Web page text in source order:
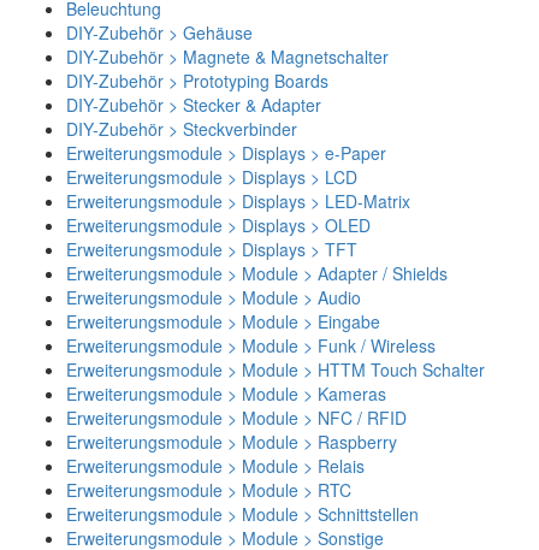
Beleuchtung
DIY-Zubehör > Gehäuse
DIY-Zubehör > Magnete & Magnetschalter
DIY-Zubehör > Prototyping Boards
DIY-Zubehör > Stecker & Adapter
DIY-Zubehör > Steckverbinder
Erweiterungsmodule > Displays > e-Paper
Erweiterungsmodule > Displays > LCD
Erweiterungsmodule > Displays > LED-Matrix
Erweiterungsmodule > Displays > OLED
Erweiterungsmodule > Displays > TFT
Erweiterungsmodule > Module > Adapter / Shields
Erweiterungsmodule > Module > Audio
Erweiterungsmodule > Module > Eingabe
Erweiterungsmodule > Module > Funk / Wireless
Erweiterungsmodule > Module > HTTM Touch Schalter
Erweiterungsmodule > Module > Kameras
Erweiterungsmodule > Module > NFC / RFID
Erweiterungsmodule > Module > Raspberry
Erweiterungsmodule > Module > Relais
Erweiterungsmodule > Module > RTC
Erweiterungsmodule > Module > Schnittstellen
Erweiterungsmodule > Module > Sonstige